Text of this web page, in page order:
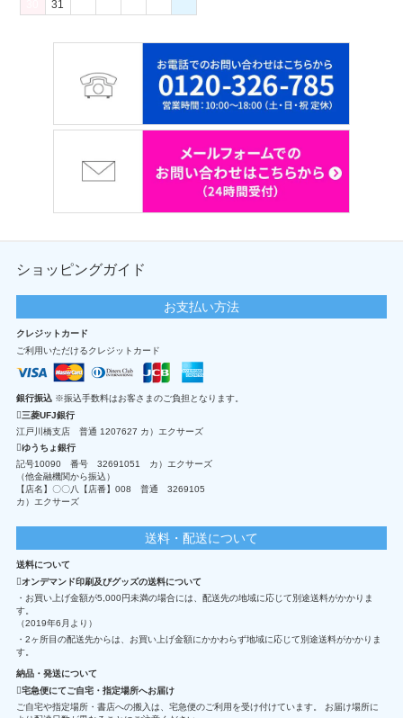
31
ショッピングガイド
お支払い方法
クレジットカード
ご利用いただけるクレジットカード
銀行振込 ※振込手数料はお客さまのご負担となります。
三菱UFJ銀行
江戸川橋支店 普通 1207627 カ）エクサーズ
ゆうちょ銀行
記号10090 番号 32691051 カ）エクサーズ
（他金融機関から振込）
【店名】〇〇八【店番】008 普通 3269105
カ）エクサーズ
送料・配送について
送料について
オンデマンド印刷及びグッズの送料について
・お買い上げ金額が5,000円未満の場合には、配送先の地域に応じて別途送料がかかりま
す。
（2019年6月より）
・2ヶ所目の配送先からは、お買い上げ金額にかかわらず地域に応じて別途送料がかかりま
す。
納品・発送について
宅急便にてご自宅・指定場所へお届け
ご自宅や指定場所・書店への搬入は、宅急便のご利用を受け付けています。 お届け場所に